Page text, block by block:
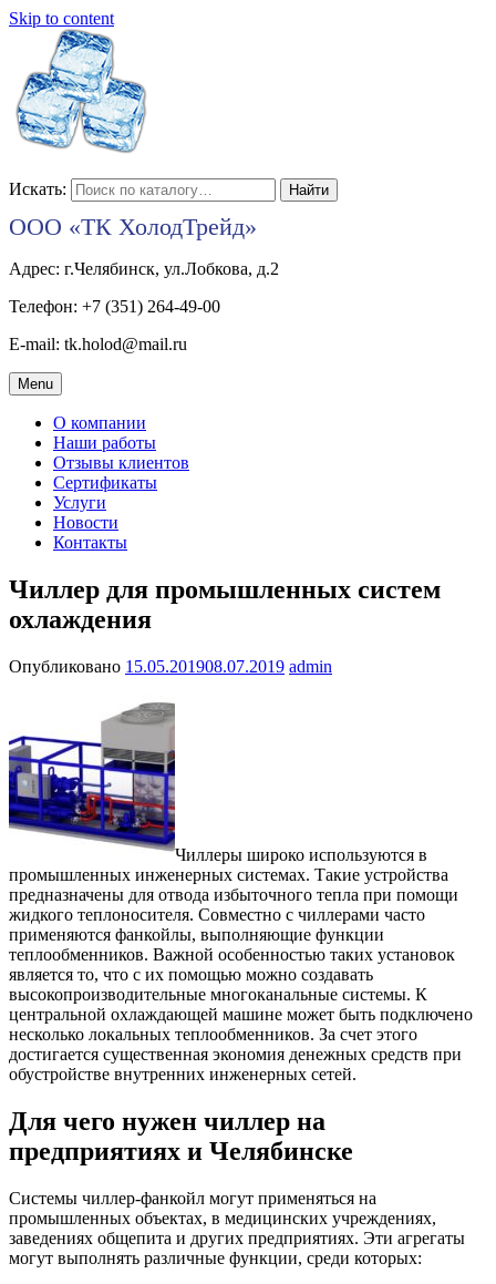
Skip to content
Искать:
ООО «ТК ХолодТрейд»
Адрес: г.Челябинск, ул.Лобкова, д.2
Телефон: +7 (351) 264-49-00
E-mail: tk.holod@mail.ru
Menu
О компании
Наши работы
Отзывы клиентов
Сертификаты
Услуги
Новости
Контакты
Чиллер для промышленных систем
охлаждения
Опубликовано 15.05.201908.07.2019 admin
Чиллеры широко используются в
промышленных инженерных системах. Такие устройства
предназначены для отвода избыточного тепла при помощи
жидкого теплоносителя. Совместно с чиллерами часто
применяются фанкойлы, выполняющие функции
теплообменников. Важной особенностью таких установок
является то, что с их помощью можно создавать
высокопроизводительные многоканальные системы. К
центральной охлаждающей машине может быть подключено
несколько локальных теплообменников. За счет этого
достигается существенная экономия денежных средств при
обустройстве внутренних инженерных сетей.
Для чего нужен чиллер на
предприятиях и Челябинске
Системы чиллер-фанкойл могут применяться на
промышленных объектах, в медицинских учреждениях,
заведениях общепита и других предприятиях. Эти агрегаты
могут выполнять различные функции, среди которых: